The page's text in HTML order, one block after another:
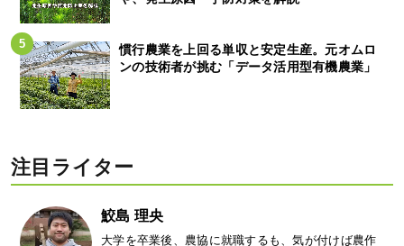
慣行農業を上回る単収と安定生産。元オムロ
ンの技術者が挑む「データ活用型有機農業」
注目ライター
鮫島 理央
大学を卒業後、農協に就職するも、気が付けば農作